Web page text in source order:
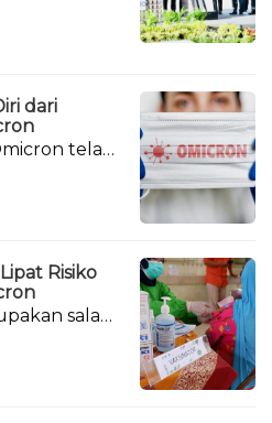
tahun.
dari
telah
Risiko
salah